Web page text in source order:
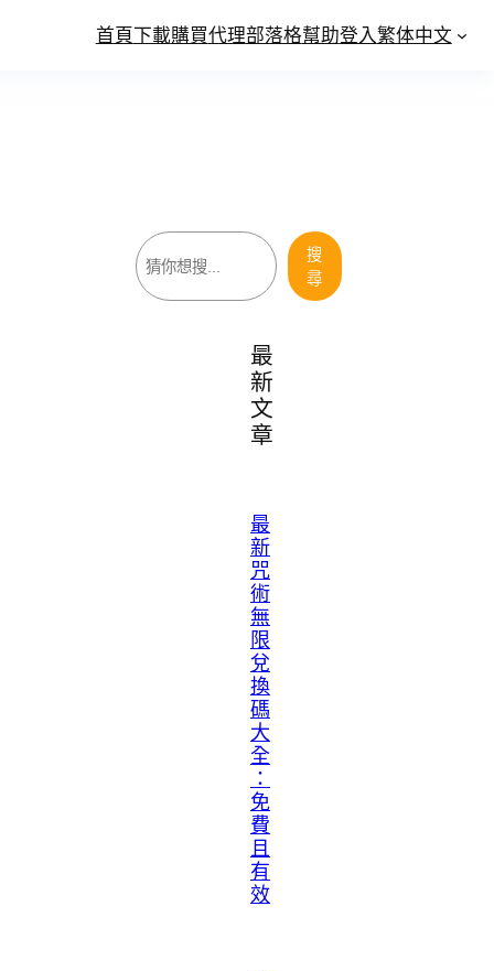
首頁下載購買代理部落格幫助登入繁体中文
搜
尋
搜
尋
最
新
文
章
最
新
咒
術
無
限
兌
換
碼
大
全
：
免
費
且
有
效